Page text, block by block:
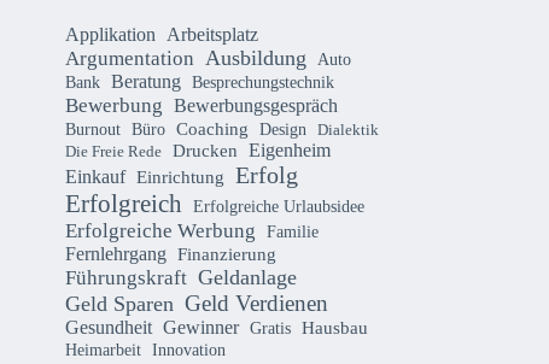
Applikation Arbeitsplatz
Argumentation Ausbildung Auto
Bank Beratung Besprechungstechnik
Bewerbung Bewerbungsgespräch
Burnout Büro Coaching Design
Dialektik
Die Freie Rede
Drucken
Eigenheim
Einkauf Einrichtung Erfolg
Erfolgreich Erfolgreiche Urlaubsidee
Erfolgreiche Werbung Familie
Fernlehrgang Finanzierung
Führungskraft Geldanlage
Geld Sparen Geld Verdienen
Gesundheit Gewinner Gratis Hausbau
Heimarbeit Innovation